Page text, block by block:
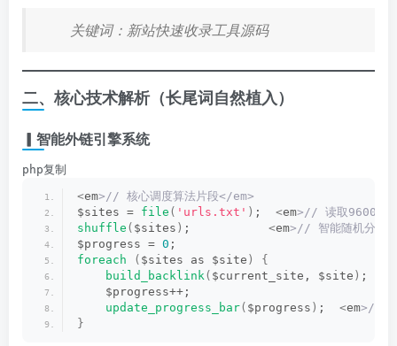
关键词：新站快速收录工具源码
二、核心技术解析（长尾词自然植入）
▎智能外链引擎系统
php复制
<em>// 核心调度算法片段</em>
$sites = file ( 'urls.txt' ) ; <em>// 读取9600+外
shuffle ( $sites ) ; <em>// 智能随机分发
$progress = 0 ;
foreach
( $sites as $site )
{
build_backlink( $current_site, $site ) ;
    $progress++;
update_progress_bar( $progress ) ; <em>// 进
}